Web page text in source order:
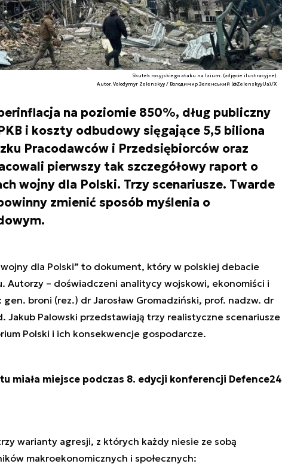
Skutek rosyjskiego ataku na Izium. (zdjęcie ilustracyjne)
Autor. Volodymyr Zelenskyy / Володимир Зеленський (@ZelenskyyUa)/X
na poziomie 850%, dług publiczny
i koszty odbudowy sięgające 5,5 biliona
Pracodawców i Przedsiębiorców oraz
pierwszy tak szczegółowy raport o
wojny dla Polski. Trzy scenariusze. Twarde
zmienić sposób myślenia o
dla Polski” to dokument, który w polskiej debacie
Autorzy – doświadczeni analitycy wojskowi, ekonomiści i
broni (rez.) dr Jarosław Gromadziński, prof. nadzw. dr
Jakub Palowski przedstawiają trzy realistyczne scenariusze
Polski i ich konsekwencje gospodarcze.
miała miejsce podczas 8. edycji konferencji Defence24
warianty agresji, z których każdy niesie ze sobą
makroekonomicznych i społecznych: